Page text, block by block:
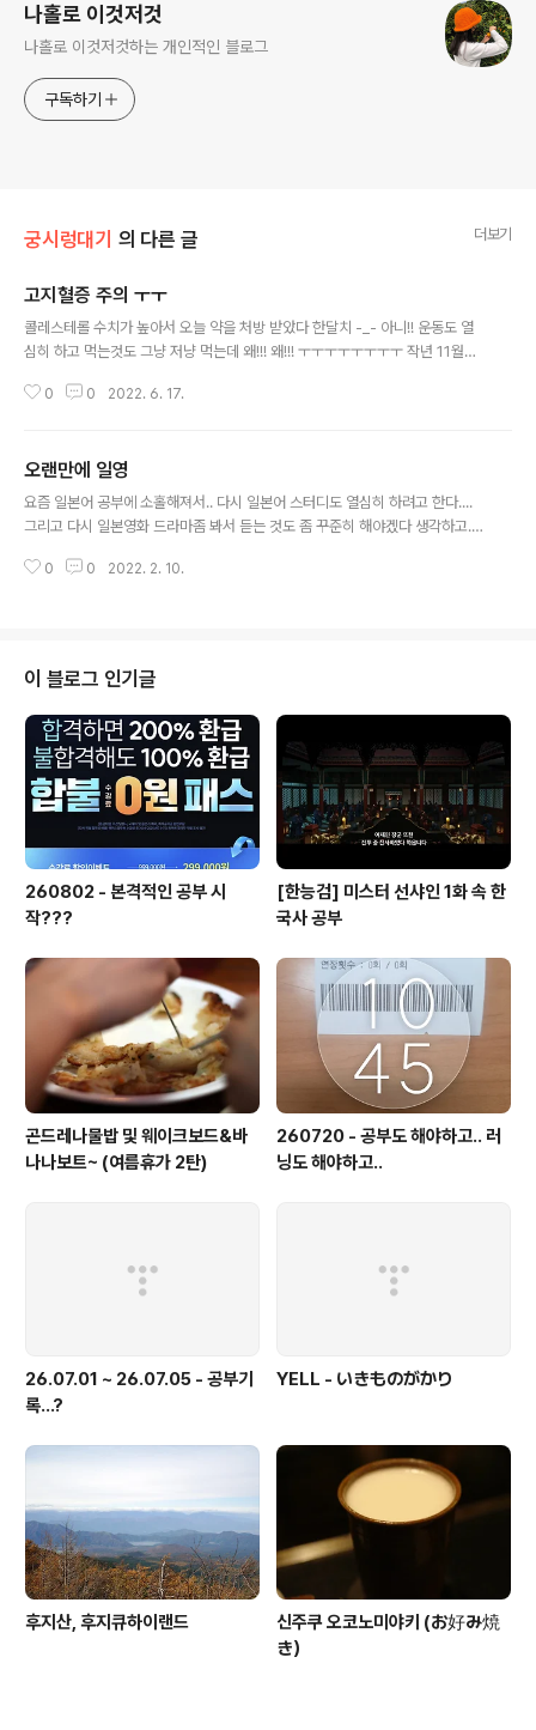
나홀로 이것저것
나홀로 이것저것하는 개인적인 블로그
구독하기
궁시렁대기 의 다른 글 더보기
고지혈증 주의 ㅜㅜ
콜레스테롤 수치가 높아서 오늘 약을 처방 받았다 한달치 -_- 아니!! 운동도 열
심히 하고 먹는것도 그냥 저냥 먹는데 왜!!! 왜!!! ㅜㅜㅜㅜㅜㅜㅜㅜ 작년 11월과
mg/dL 84 94 저밀도 콜레스테롤 (LDL) < 130 mg/dL 136 171 문제는 작
ㅜㅜ 피검사는 2달후에 한다고 한듯... 야채를 더더 많이 묵자 -_- 고기 좀 줄이
고 -_- 6월에 안하던 유산소 운동열심히 하고, 약..
0 0 2022. 6. 17.
오랜만에 일영
요즘 일본어 공부에 소홀해져서.. 다시 일본어 스터디도 열심히 하려고 한다....
그리고 다시 일본영화 드라마좀 봐서 듣는 것도 좀 꾸준히 해야겠다 생각하고..
그냥 제목만 보고 고른영화.. 주인공이 누군지도 모르고 걍 플레이 함.. https://
반짝였던 90년대 그 시절로. www.netflix.com 밤 늦게 보기 시작해서 이틀
에 걸쳐 봤는데 괜찮게 봤다 엄청 재밌는건 ..
0 0 2022. 2. 10.
이 블로그 인기글
260802 - 본격적인 공부 시
작???
[한능검] 미스터 선샤인 1화 속 한
국사 공부
곤드레나물밥 및 웨이크보드&바
나나보트~ (여름휴가 2탄)
260720 - 공부도 해야하고.. 러
닝도 해야하고..
26.07.01 ~ 26.07.05 - 공부기
록...?
YELL - いきものがかり
후지산, 후지큐하이랜드
신주쿠 오코노미야키 (お好み焼
き）